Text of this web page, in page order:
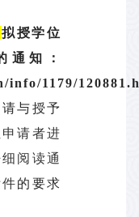
拟授学位
通知：
info/1179/
与授予
请者进
阅读通
的要求